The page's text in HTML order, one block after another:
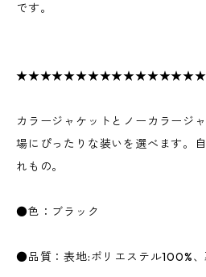
です。
カラージャケットとノーカラージ
場にぴったりな装いを選べます。
れもの。
●色：ブラック
●品質：表地:ポリエステル100%